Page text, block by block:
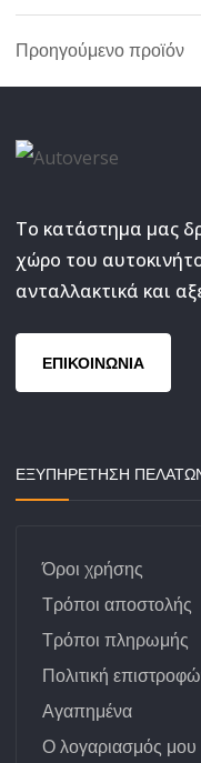
Προηγούμενο προϊόν
Το κατάστημα μας
χώρο του
ανταλλακτικά και
ΕΠΙΚΟΙΝΩΝΙΑ
ΕΞΥΠΗΡΕΤΗΣΗ
Όροι χρήσης
Τρόποι αποστολής
Τρόποι πληρωμής
Πολιτική
Αγαπημένα
Ο λογαριασμός μου